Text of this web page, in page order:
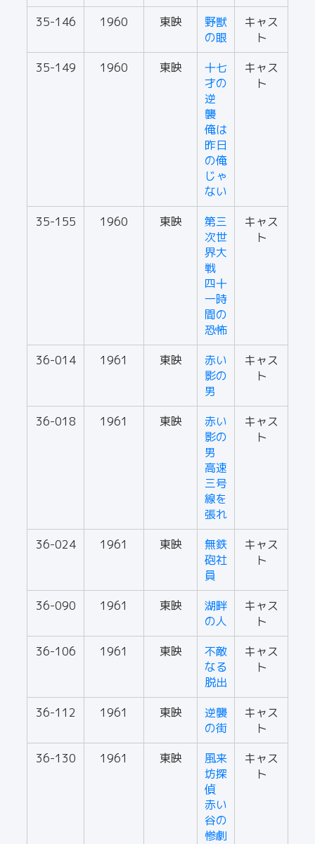
35-146 1960 東映
野獣
の眼
キャス
ト
35-149
1960 東映
十七
才の
逆
襲
俺は
昨日
の俺
じゃ
ない
キャス
ト
35-155 1960 東映
第三
次世
界大
戦
四十
一時
間の
恐怖
キャス
ト
36-014 1961 東映
赤い
影の
男
キャス
ト
36-018 1961 東映
赤い
影の
男
高速
三号
線を
張れ
キャス
ト
36-024 1961 東映
無鉄
砲社
員
キャス
ト
36-090 1961 東映
湖畔
の人
キャス
ト
36-106
1961 東映
不敵
なる
脱出
キャス
ト
36-112 1961 東映
逆襲
の街
キャス
ト
36-130
1961 東映
風来
坊探
偵
赤い
谷の
惨劇
キャス
ト